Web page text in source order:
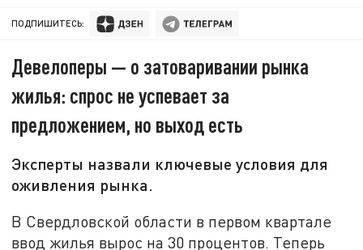
ПОДПИШИТЕСЬ:
Девелоперы — о затоваривании рынка
жилья: спрос не успевает за
предложением, но выход есть
Эксперты назвали ключевые условия для
оживления рынка.
В Свердловской области в первом квартале
ввод жилья вырос на 30 процентов. Теперь